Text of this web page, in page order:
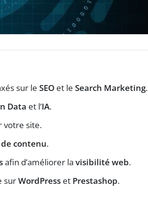
sur le SEO et le Search Marketing.
Data et l’IA.
votre site.
contenu.
afin d’améliorer la visibilité web.
surWordPress et Prestashop.